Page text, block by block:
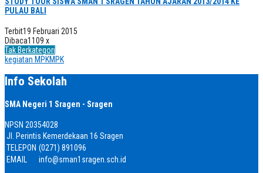
PULAU BALI
Terbit19 Februari 2015
Dibaca1109 x
Tak Berkategori
kegiatan MPKMPK
Info Sekolah
SMA Negeri 1 Sragen - Sragen
NPSN 20354028
Jl. Perintis Kemerdekaan 16 Sragen
TELEPON (0271) 891096
EMAIL
info@sman1sragen.sch.id